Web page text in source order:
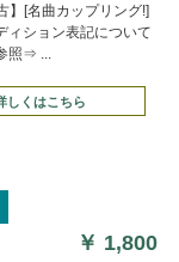
】[名曲カップリング!]
ション表記について
照⇒ ...
しくはこちら
￥ 1,800